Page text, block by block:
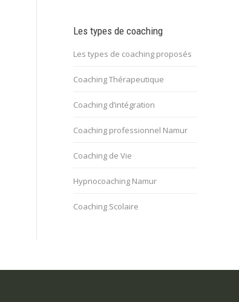
Les types de coaching
Les types de coaching proposés
Coaching Thérapeutique
Coaching d’intégration
Coaching professionnel Namur
Coaching de Vie
Hypnocoaching Namur
Coaching Scolaire